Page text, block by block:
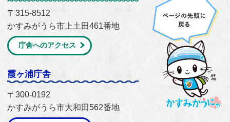
〒315-8512
かすみがうら市上土田461番地
庁舎へのアクセス
霞ヶ浦庁舎
〒300-0192
かすみがうら市大和田562番地